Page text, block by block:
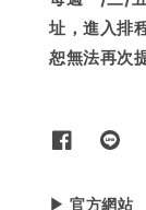
址，進入排
恕無法再次
▶ 官方網站